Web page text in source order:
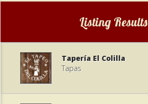
Listing Results
Tapería El Colilla
Tapas